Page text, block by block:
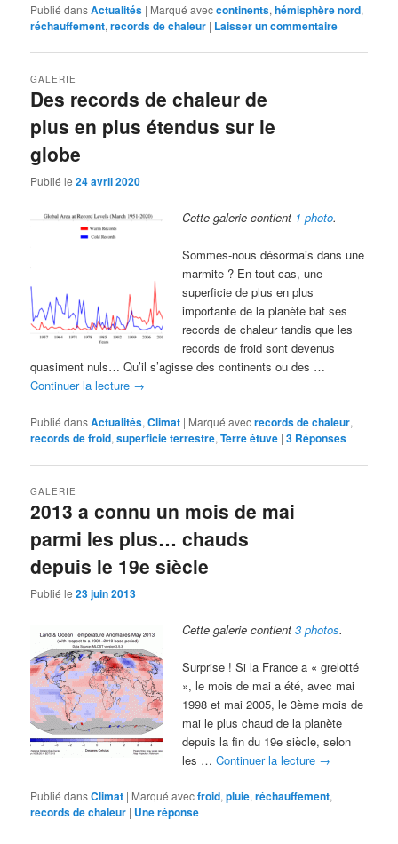
Publié dansActualités | Marqué aveccontinents,hémisphère nord,
réchauffement,records de chaleur | Laisser un commentaire
Des records de chaleur de
plus en plus étendus sur le
globe
GALERIE
Publié le24 avril 2020
Cette galerie contient 1 photo.
Sommes-nous désormais dans une
marmite ? En tout cas, une
superficie de plus en plus
importante de la planète bat ses
records de chaleur tandis que les
records de froid sont devenus
quasiment nuls… Qu’il s’agisse des continents ou des …
Continuer la lecture →
Publié dansActualités,Climat | Marqué avecrecords de chaleur,
records de froid,superficie terrestre,Terre étuve |3 Réponses
2013 a connu un mois de mai
parmi les plus… chauds
depuis le 19e siècle
GALERIE
Publié le23 juin 2013
Cette galerie contient3 photos.
Surprise ! Si la France a « grelotté
», le mois de mai a été, avec mai
1998 et mai 2005, le 3ème mois de
mai le plus chaud de la planète
depuis la fin du 19e siècle, selon
les …Continuer la lecture →
Publié dansClimat | Marqué avecfroid,pluie,réchauffement,
records de chaleur | Uneréponse